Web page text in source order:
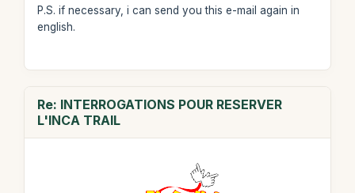
P.S. if necessary, i can send you this e-mail again in
english.
Re: INTERROGATIONS POUR RESERVER
L'INCA TRAIL